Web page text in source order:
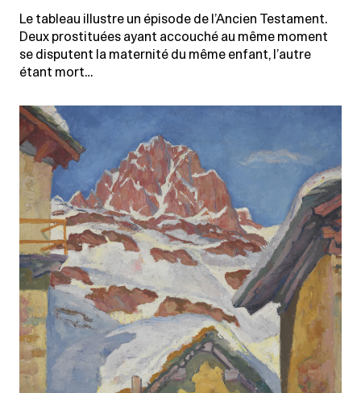
Le tableau illustre un épisode de l’Ancien Testament.
Deux prostituées ayant accouché au même moment
se disputent la maternité du même enfant, l’autre
étant mort…